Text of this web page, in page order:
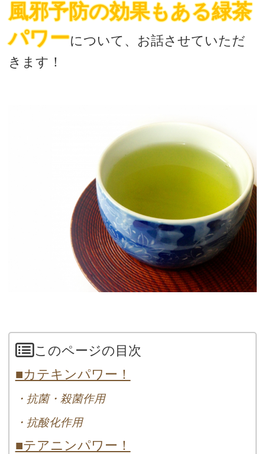
風邪予防の効果もある緑茶
パワーについて、お話させていただ
きます！
このページの目次
■カテキンパワー！
・抗菌・殺菌作用
・抗酸化作用
■テアニンパワー！